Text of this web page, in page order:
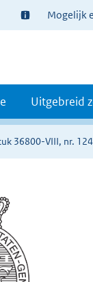
Ter
informatie:
Mogelijk
Uitgebreid
36800-VIII, nr. 124